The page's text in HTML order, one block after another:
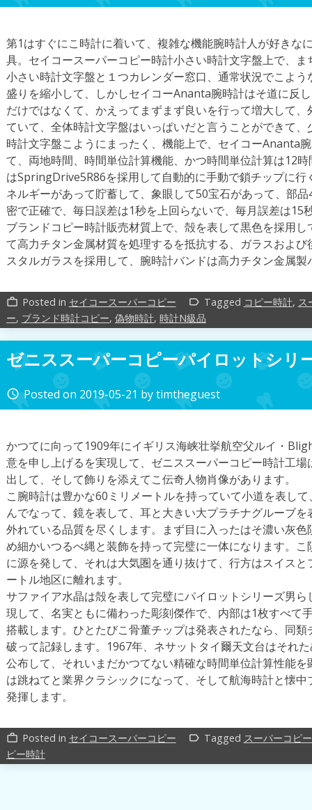
第1はすぐにこ時計に着いて、複雑な機能腕時計人が好きな
具。セイコースーパーコピー時計小さい時計文字盤上で、
小さい時計文字盤と１つカレンダー窓口、通常状況でこよ
盛りを縮小して、しかしセイコーAnanta腕時計はそ道に反
だけではなくて、かえってまずまず良いを行って増大して
ていて、全体時計文字盤はいっぱいだと言うことができて
時計文字盤こようにまったく、機能上で、セイコーAnanta
て、両地時間、時間単位計算機能、かつ時間単位計算は12
はSpringDrive5R86を採用して自動的に手動で鎖チップに
ネルギーがあって貯蓄して、象眼して50宝石があって、部
密で正確で、毎日誤差は1秒を上回らないで、毎月誤差は15
ブランドコピー時計販売材質上で、殻を表して黒色を採用
て高力チタン金属材質を処理するを抵抗する、ガラスおよ
スタルガラスを採用して、腕時計バンドは高力チタン金属
work_outline Posted in セイコースーパーコピー label_outline Tagged コピー時計, ス
ー, ブランド時計コピー, 偽物時計, 時計N級品
ゼニススーパーコピーパイロットシリ
access_time Posted on 2019-05-21 bytimtheguest
かつてに向って1909年にイギリス海峡壮挙航空父ルイ・
意を申し上げるを実現して、ゼニススーパーコピー時計工
出して、そして飾りを添えてこ伝奇人物肖像があります。
こ腕時計は豊かな60ミリメートルを持っていて小道を表し
んでなって、鏡を表して、耳と大きい大プラチナグルーブ
外れている品質を尽くします。まず目に入ったはそ濃い灰
め細かいつるべ縄と装飾を持って完璧に一体になります。
に源を発して、それは大気圏を通り抜けて、行方はスイス
ートル地区に離れます。
サファイア水晶は殻を表して完璧にパイロットシリーズ男
現して、名実ともに備わった彫刻傑作で、内部は1枚すべて
搭載します。ひとたびこ骨董チップは発表されたなら、同
破って記録します。1967年、ネサットタイ爾天文台はそれ
公布して、それいまだかつてない精確な時間単位計算性能
は跳ねてと業界クラシックになって、そして航海時計と懐
発揮します。
work_outline Posted in セイコースーパーコピー label_outline Tagged スーパーコピ
ピー時計